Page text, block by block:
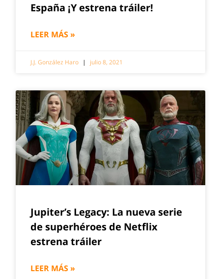
España ¡Y estrena tráiler!
LEER MÁS »
J.J. González Haro julio 8, 2021
Jupiter’s Legacy: La nueva serie
de superhéroes de Netflix
estrena tráiler
LEER MÁS »